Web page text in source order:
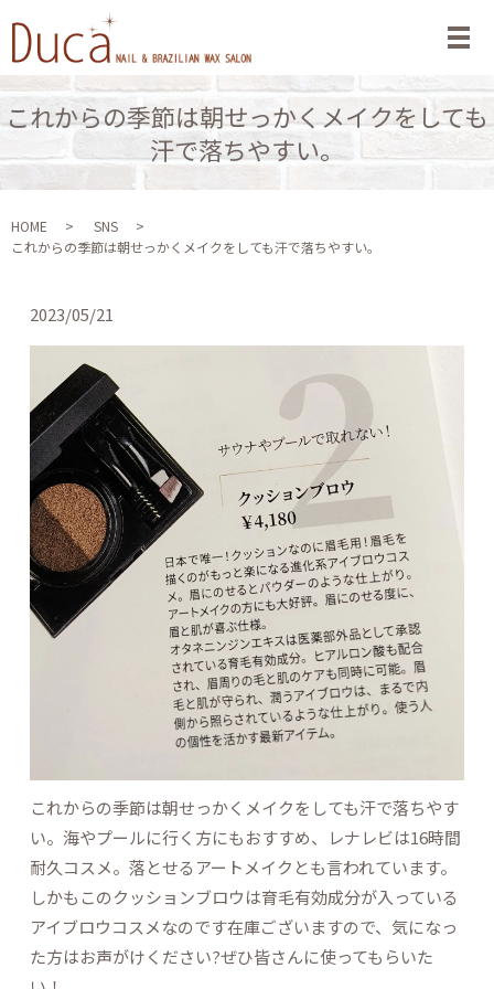
メ
これからの季節は朝せっかくメイクをしても
汗で落ちやすい。
HOME
SNS
これからの季節は朝せっかくメイクをしても汗で落ちやすい。
2023/05/21
これからの季節は朝せっかくメイクをしても汗で落ちやす
い。海やプールに行く方にもおすすめ、レナレビは16時間
耐久コスメ。落とせるアートメイクとも言われています。
しかもこのクッションブロウは育毛有効成分が入っている
アイブロウコスメなのです在庫ございますので、気になっ
た方はお声がけください?ぜひ皆さんに使ってもらいた